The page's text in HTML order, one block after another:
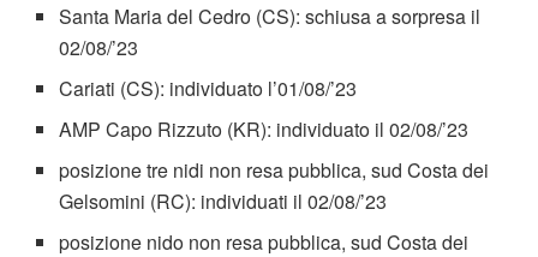
Santa Maria del Cedro (CS): schiusa a sorpresa il
02/08/’23
Cariati (CS): individuato l’01/08/’23
AMP Capo Rizzuto (KR): individuato il 02/08/’23
posizione tre nidi non resa pubblica, sud Costa dei
Gelsomini (RC): individuati il 02/08/’23
posizione nido non resa pubblica, sud Costa dei